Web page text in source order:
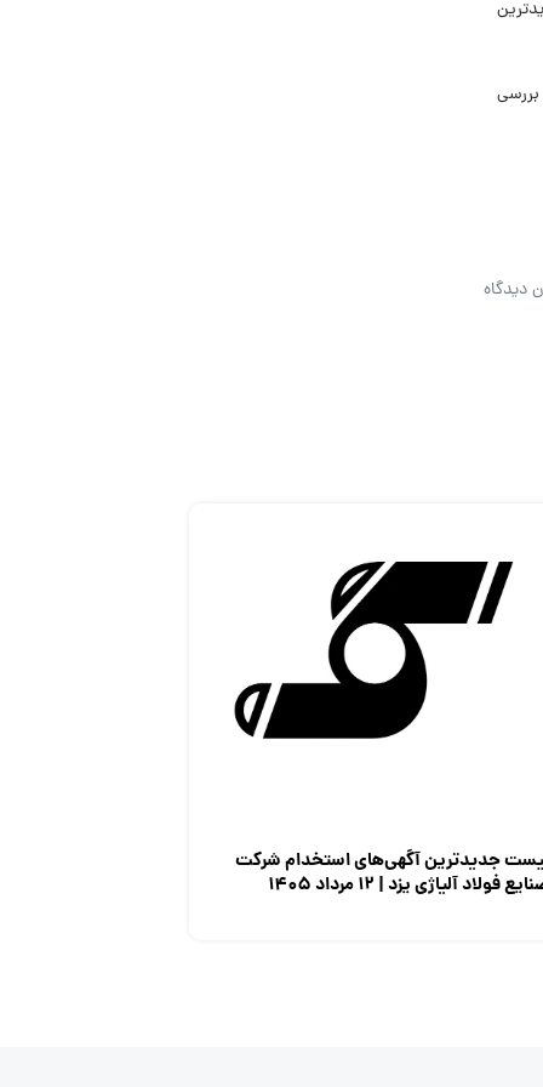
لیست جدیدترین
دیدگاه
جدیدترین آگهی‌های استخدام شرکت
فولاد آلیاژی یزد | ۱۲ مرداد ۱۴۰۵